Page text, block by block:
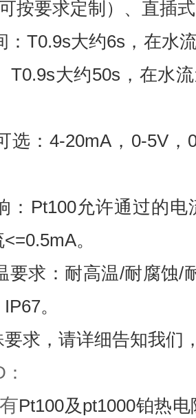
可按要求定制）、直插
：T0.9s大约6s ，在水
T0.9s大约50s ，在水
选：4-20mA ， 0-5V，
： Pt100允许通过的电
<=0.5mA。
要求：耐高温/耐腐蚀/
IP67。
求，请详细告知我们
：
Pt100及 pt1000铂热电